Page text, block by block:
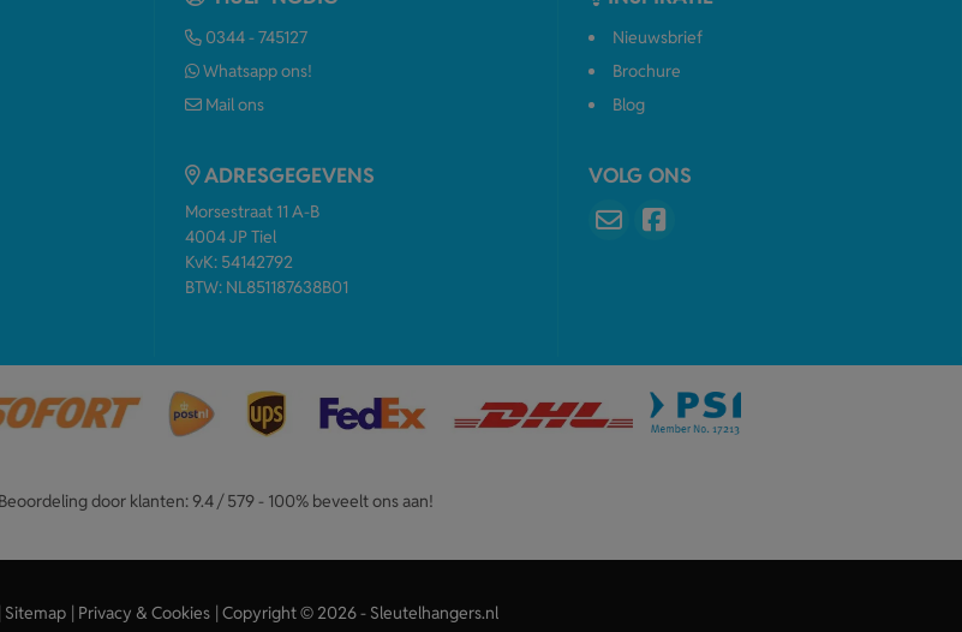
0344 - 745127
Whatsapp ons!
Mail ons
ADRESGEGEVENS
Morsestraat 11 A-B
4004 JP Tiel
KvK: 54142792
BTW: NL851187638B01
Nieuwsbrief
Brochure
Blog
VOLG ONS
Beoordeling door klanten: 9.4 / 579 - 100% beveelt ons aan!
Sitemap Privacy & Cookies Copyright © 2026 - Sleutelhangers.nl